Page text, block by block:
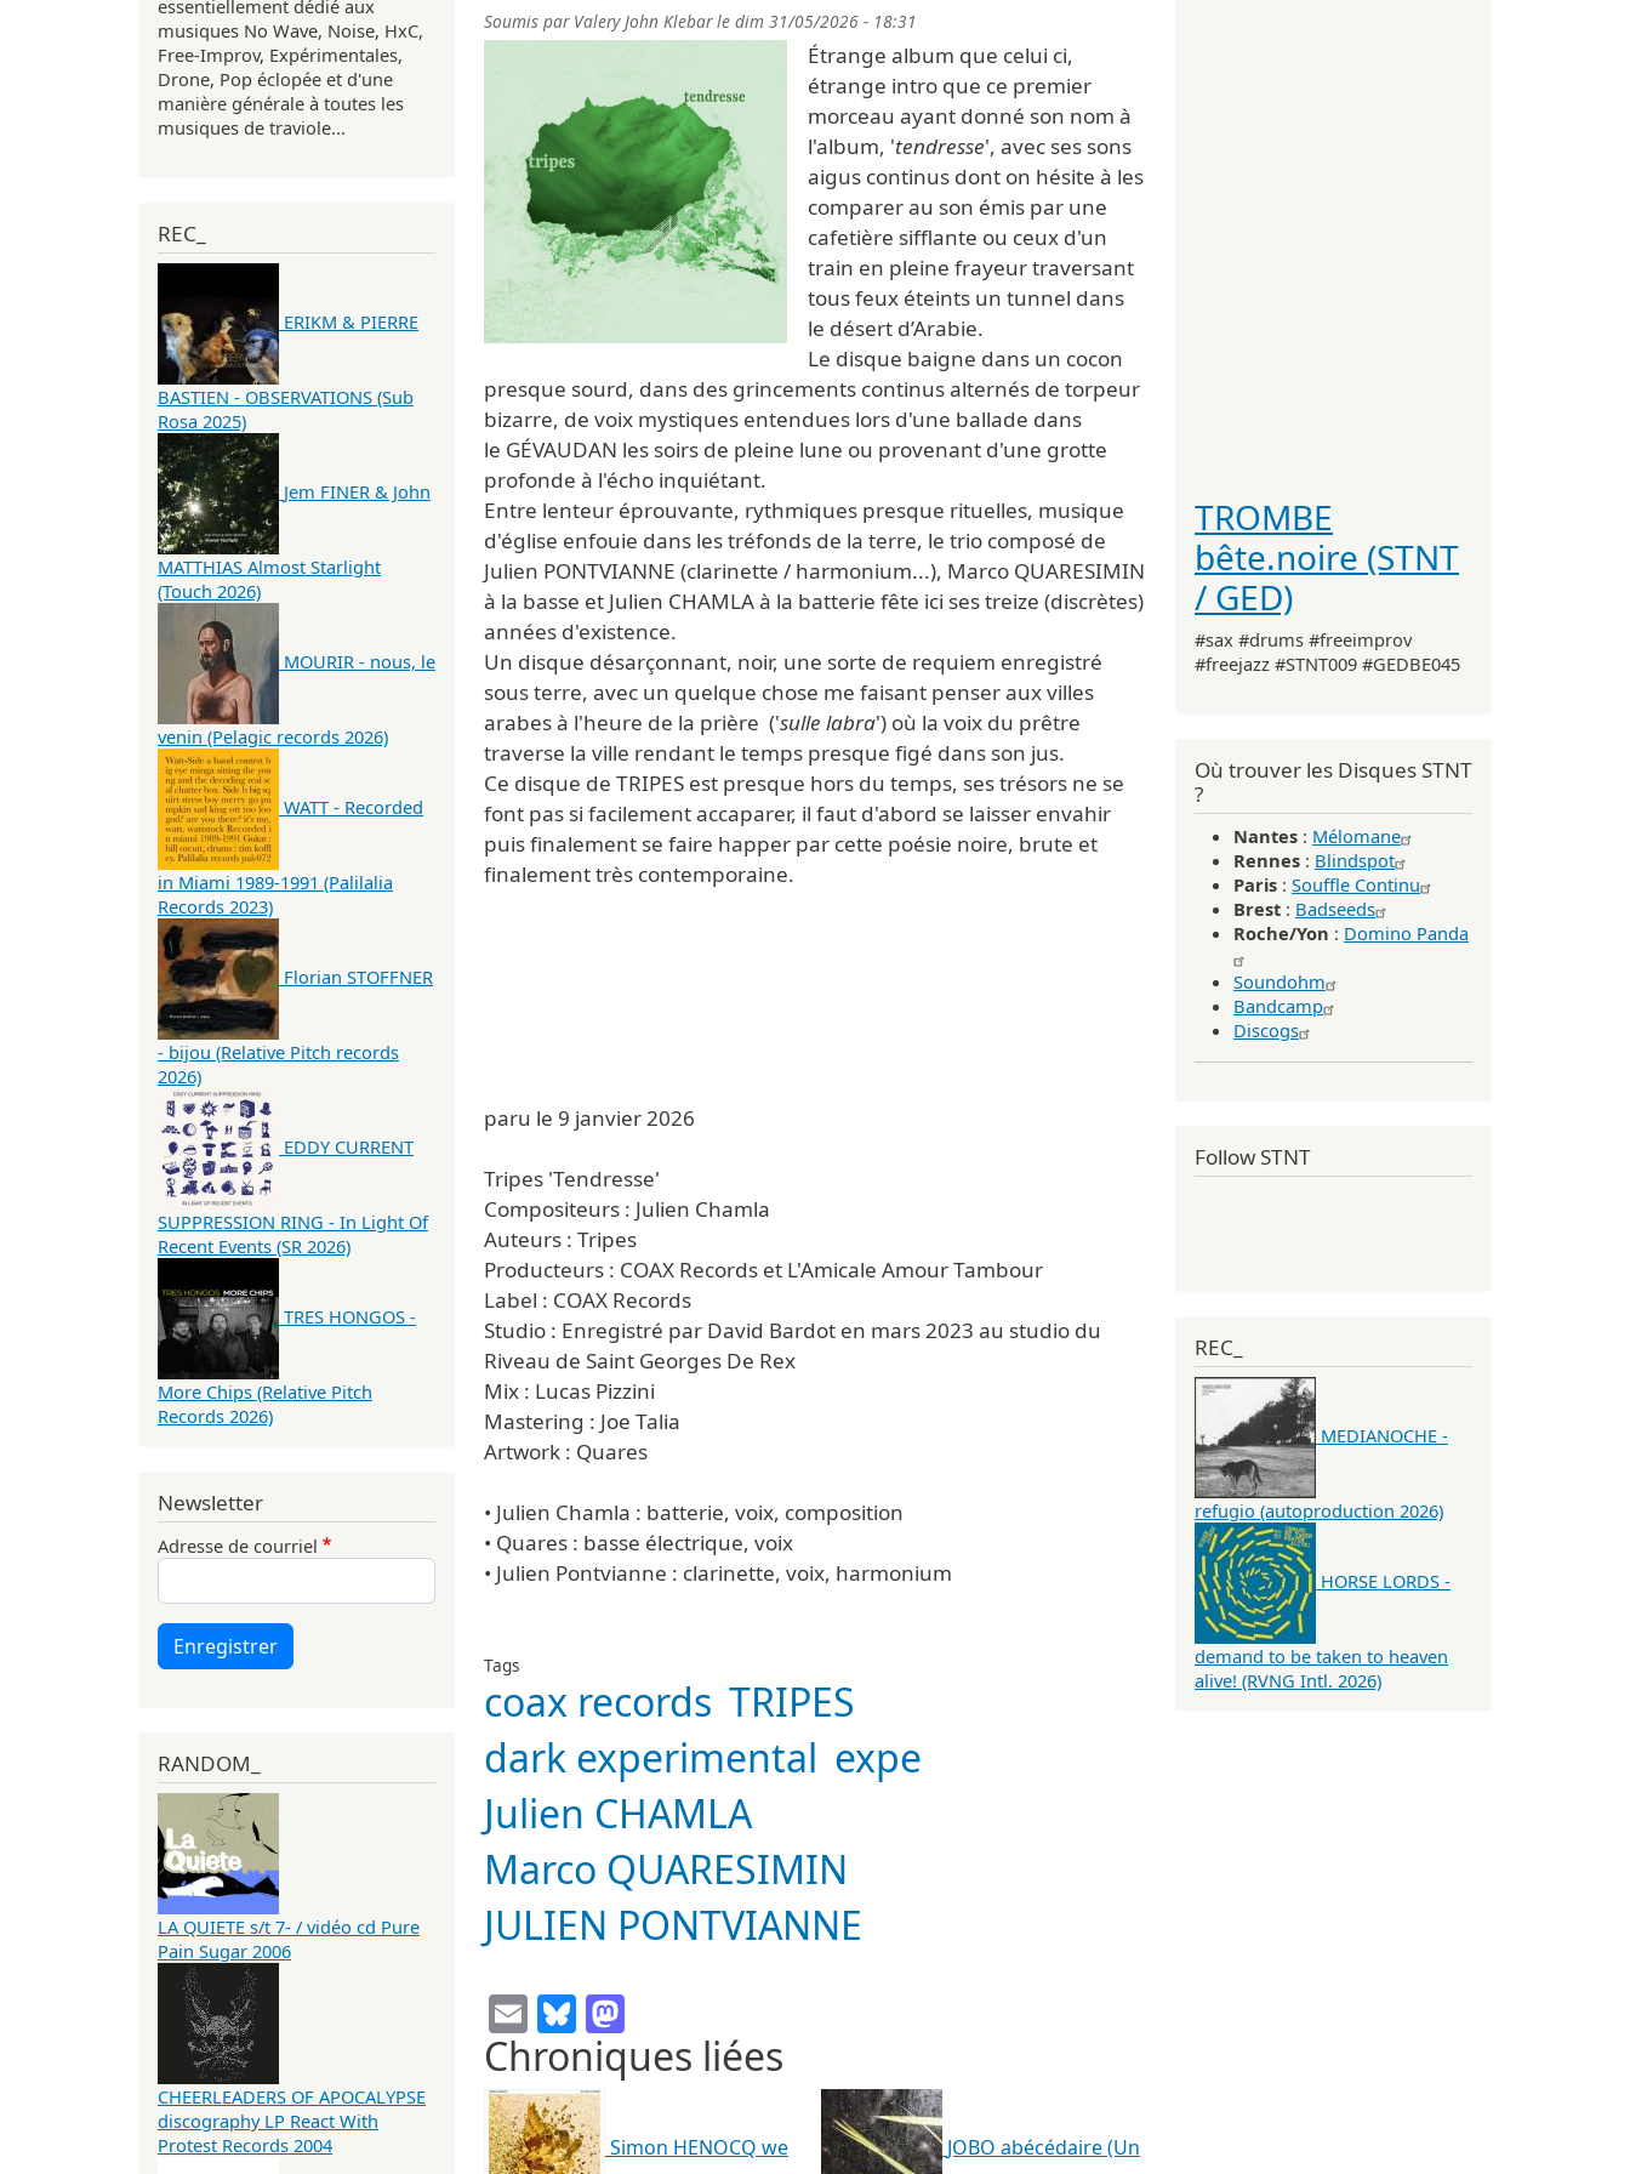
Soumis par Valery John Klebarle dim 31/05/2026 - 18:31
Étrange album que celui ci,
étrange intro que ce premier
morceau ayant donné son nom à
l'album, 'tendresse', avec ses sons
aigus continus dont on hésite à les
comparer au son émis par une
cafetière sifflante ou ceux d'un
train en pleine frayeur traversant
tous feux éteints un tunnel dans
le désert d’Arabie.
Le disque baigne dans un cocon
presque sourd, dans des grincements continus alternés de torpeur
bizarre, de voix mystiques entendues lors d'une ballade dans
le GÉVAUDAN les soirs de pleine lune ou provenant d'une grotte
profonde à l'écho inquiétant.
Entre lenteur éprouvante, rythmiques presque rituelles, musique
d'église enfouie dans les tréfonds de la terre, le trio composé de
Julien PONTVIANNE (clarinette / harmonium...), Marco QUARESIMIN
à la basse et Julien CHAMLA à la batterie fête ici ses treize (discrètes)
années d'existence.
Un disque désarçonnant, noir, une sorte de requiem enregistré
sous terre, avec un quelque chose me faisant penser aux villes
arabes à l'heure de la prière ('sulle labra') où la voix du prêtre
traverse la ville rendant le temps presque figé dans son jus.
Ce disque de TRIPES est presque hors du temps, ses trésors ne se
font pas si facilement accaparer, il faut d'abord se laisser envahir
puis finalement se faire happer par cette poésie noire, brute et
finalement très contemporaine.
paru le 9 janvier 2026
Tripes 'Tendresse'
Compositeurs : Julien Chamla
Auteurs : Tripes
Producteurs : COAX Records et L'Amicale Amour Tambour
Label : COAX Records
Studio : Enregistré par David Bardot en mars 2023 au studio du
Riveau de Saint Georges De Rex
Mix : Lucas Pizzini
Mastering : Joe Talia
Artwork : Quares
• Julien Chamla : batterie, voix, composition
• Quares : basse électrique, voix
• Julien Pontvianne : clarinette, voix, harmonium
Tags
coax records TRIPES
dark experimental expe
Julien CHAMLA
Marco QUARESIMIN
JULIEN PONTVIANNE
EmailBluesky
Chroniques liées
Simon HENOCQ we JOBO abécédaire (Un
essentiellement dédié aux
musiques No Wave, Noise, HxC,
Free-Improv, Expérimentales,
Drone, Pop éclopée et d'une
manière générale à toutes les
musiques de traviole...
REC_
ERIKM & PIERRE
BASTIEN - OBSERVATIONS (Sub
Rosa 2025)
Jem FINER & John
MATTHIAS Almost Starlight
(Touch 2026)
MOURIR - nous, le
venin (Pelagic records 2026)
WATT - Recorded
in Miami 1989-1991 (Palilalia
Records 2023)
Florian STOFFNER
- bijou (Relative Pitch records
2026)
EDDY CURRENT
SUPPRESSION RING - In Light Of
Recent Events (SR 2026)
TRES HONGOS -
More Chips (Relative Pitch
Records 2026)
Newsletter
Adresse de courriel
Enregistrer
RANDOM_
LA QUIETE s/t 7- / vidéo cd Pure
Pain Sugar 2006
CHEERLEADERS OF APOCALYPSE
discography LP React With
Protest Records 2004
TROMBE
bête.noire (STNT
/ GED)
#sax #drums #freeimprov
#freejazz #STNT009 #GEDBE045
Où trouver les Disques STNT
?
Nantes : Mélomane
Rennes : Blindspot
Paris : Souffle Continu
Brest : Badseeds
Roche/Yon : Domino Panda
Soundohm
Bandcamp
Discogs
Follow STNT
REC_
MEDIANOCHE -
refugio (autoproduction 2026)
HORSE LORDS -
demand to be taken to heaven
alive! (RVNG Intl. 2026)